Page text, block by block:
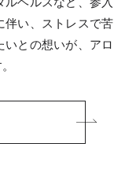
伴い、ストレスで苦
いとの想いが、アロ